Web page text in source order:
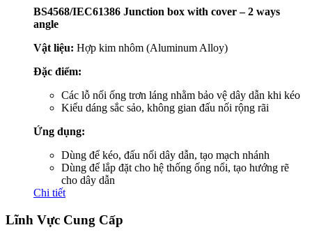
BS4568/IEC61386 Junction box with cover – 2 ways
angle
Vật liệu: Hợp kim nhôm (Aluminum Alloy)
Đặc điểm:
Các lỗ nối ống trơn láng nhằm bảo vệ dây dẫn khi kéo
Kiểu dáng sắc sảo, không gian đấu nối rộng rãi
Ứng dụng:
Dùng để kéo, đấu nối dây dẫn, tạo mạch nhánh
Dùng để lắp đặt cho hệ thống ống nổi, tạo hướng rẽ
cho dây dẫn
Chi tiết
Lĩnh Vực Cung Cấp